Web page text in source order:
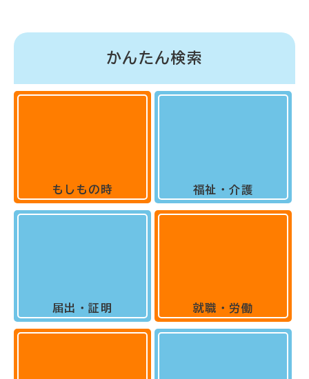
かんたん検索
もしもの時
届出・証明
福祉・介護
就職・労働